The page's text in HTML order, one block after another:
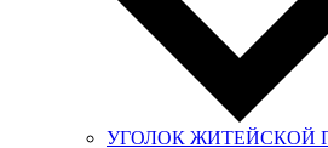
УГОЛОК ЖИТЕЙСКОЙ